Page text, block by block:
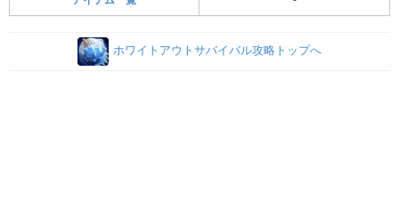
ホワイトアウトサバイバル攻略トップへ